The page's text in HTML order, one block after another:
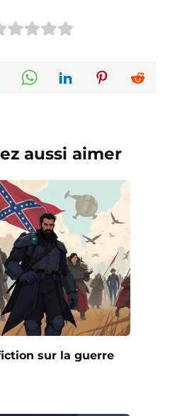
aussi aimer
sur la guerre